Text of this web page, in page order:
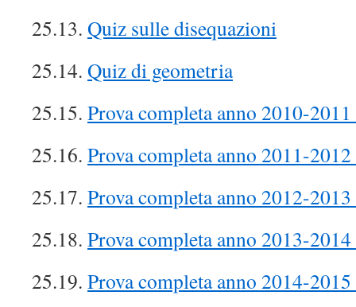
25.13. Quiz sulle disequazioni
25.14. Quiz di geometria
25.15. Prova completa anno 2010-
25.16. Prova completa anno 2011-
25.17. Prova completa anno 2012-
25.18. Prova completa anno 2013-
25.19. Prova completa anno 2014-